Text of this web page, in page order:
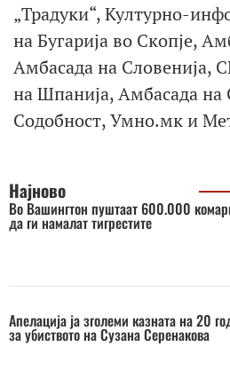
„Традуки“, Културно-
на Бугарија во Скопје,
Амбасада на Словенија,
на Шпанија, Амбасада
Содобност, Умно.мк и
Најново
Во Вашингтон пуштаат 600.000
да ги намалат тигрестите
Апелација ја зголеми казната на 20
за убиството на Сузана Серенакова